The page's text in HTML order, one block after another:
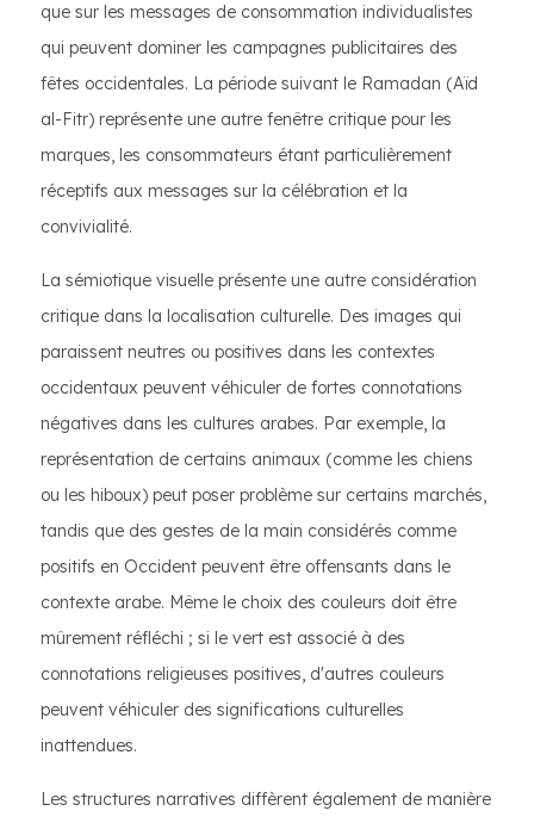
que sur les messages de consommation individualistes
qui peuvent dominer les campagnes publicitaires des
fêtes occidentales. La période suivant le Ramadan (Aïd
al-Fitr) représente une autre fenêtre critique pour les
marques, les consommateurs étant particulièrement
réceptifs aux messages sur la célébration et la
convivialité.
La sémiotique visuelle présente une autre considération
critique dans la localisation culturelle. Des images qui
paraissent neutres ou positives dans les contextes
occidentaux peuvent véhiculer de fortes connotations
négatives dans les cultures arabes. Par exemple, la
représentation de certains animaux (comme les chiens
ou les hiboux) peut poser problème sur certains marchés,
tandis que des gestes de la main considérés comme
positifs en Occident peuvent être offensants dans le
contexte arabe. Même le choix des couleurs doit être
mûrement réfléchi ; si le vert est associé à des
connotations religieuses positives, d'autres couleurs
peuvent véhiculer des significations culturelles
inattendues.
Les structures narratives diffèrent également de manière